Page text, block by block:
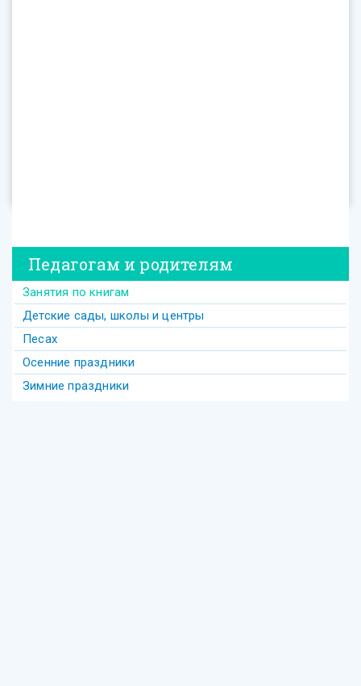
Педагогам и родителям
Занятия по книгам
Детские сады, школы и центры
Песах
Осенние праздники
Зимние праздники